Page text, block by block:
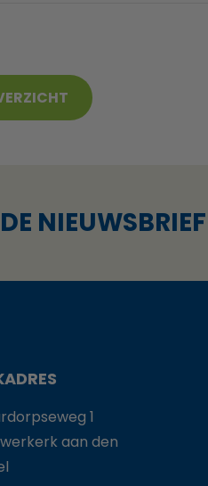
NIEUWSBRIEF
1
aan den